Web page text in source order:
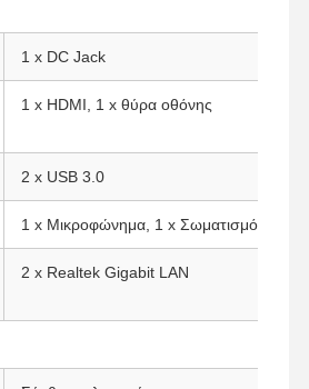
1U
1 x DC Jack
1 x HDMI, 1 x θύρα οθόνης
2 x USB 3.0
1 x Μικροφώνημα, 1 x Σωματισμός
2 x Realtek Gigabit LAN